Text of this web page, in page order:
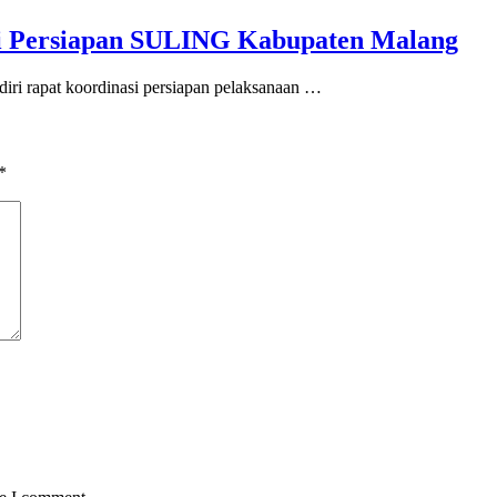
SULING Kabupaten Malang
rapat koordinasi persiapan pelaksanaan …